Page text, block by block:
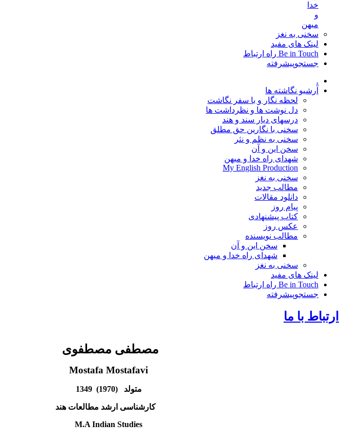
خدا
و
میهن
سخنی به نغز
لینک های مفید
Be in Touch راه ارتباط
جستجوپیشرفته
.
آرشیو نگاشته ها
لحظه نگار و با سفر نگاشت
دل نوشت ها و نظرداشت ها
درسهای دیار سند و هند
سخنی با نگارین حق مطلق
سخنی به نظم و نثر
سخن این و آن
شهدای راه خدا و میهن
My English Production
سخنی به نغز
مطالب جدید
دانلود مقالات
پیام روز
کتاب پیشنهادی
عکس روز
مطالب نویسنده
سخن این و آن
شهدای راه خدا و میهن
سخنی به نغز
لینک های مفید
Be in Touch راه ارتباط
جستجوپیشرفته
ارتباط با ما
مصطفی مصطفوی
Mostafa Mostafavi
متولد (1970) 1349
کارشناسی ارشد مطالعات هند
M.A Indian Studies